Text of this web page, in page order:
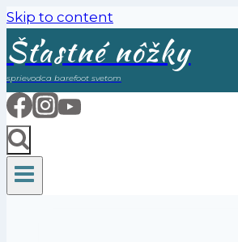
Skip to content
Šťastné nôžky
sprievodca barefoot svetom